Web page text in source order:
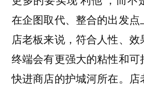
在企图取代、整合的出发
店老板来说，符合人性、
终端会有更强大的粘性和可
快进商店的护城河所在。